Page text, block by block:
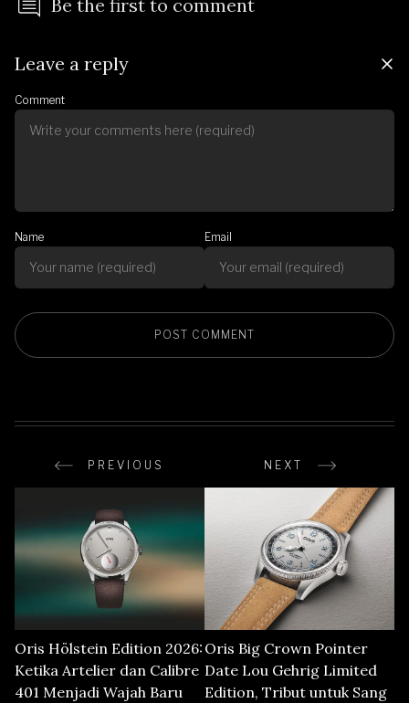
Be the first to comment
Leave a reply
Comment
Name Email
PREVIOUS NEXT
Oris Hölstein Edition 2026:
Ketika Artelier dan Calibre
401 Menjadi Wajah Baru
Oris Big Crown Pointer
Date Lou Gehrig Limited
Edition, Tribut untuk Sang